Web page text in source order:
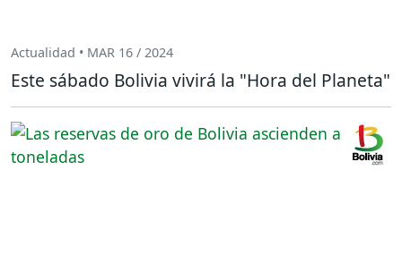
Actualidad • MAR 16 / 2024
Este sábado Bolivia vivirá la "Hora del Planeta"